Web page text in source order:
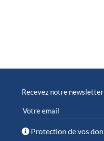
Recevez notre newsletter
Protection de vos